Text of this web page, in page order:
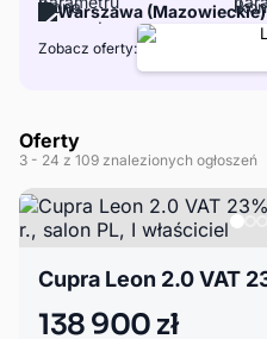
Warszawa (Mazowieckie)
Zobacz oferty:
Oferty
3 - 24 z 109 znalezionych ogłoszeń
138 900 zł